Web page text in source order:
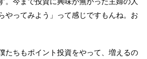
やってみよう」って感じですもんね。お
たちもポイント投資をやって、増えるの